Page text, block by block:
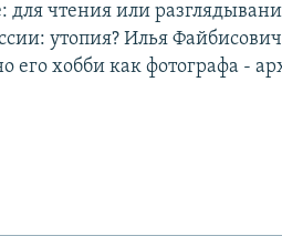
для чтения или
утопия? Илья
его хобби как фотографа -